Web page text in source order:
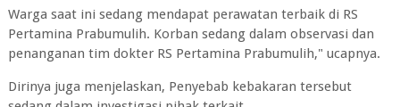
Warga saat ini sedang mendapat perawatan terbaik di RS
Pertamina Prabumulih. Korban sedang dalam observasi dan
penanganan tim dokter RS Pertamina Prabumulih," ucapnya.
Dirinya juga menjelaskan, Penyebab kebakaran tersebut